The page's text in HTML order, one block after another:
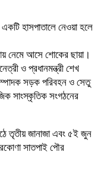
হাসপাতালে নেওয়া হলে
নেমে আসে শোকের ছায়া।
ও প্রধানমন্ত্রী শেখ
সড়ক পরিবহন ও সেতু
সাংস্কৃতিক সংগঠনের
তৃতীয় জানাজা এবং ৫ই জুন
সাতপাই পৌর